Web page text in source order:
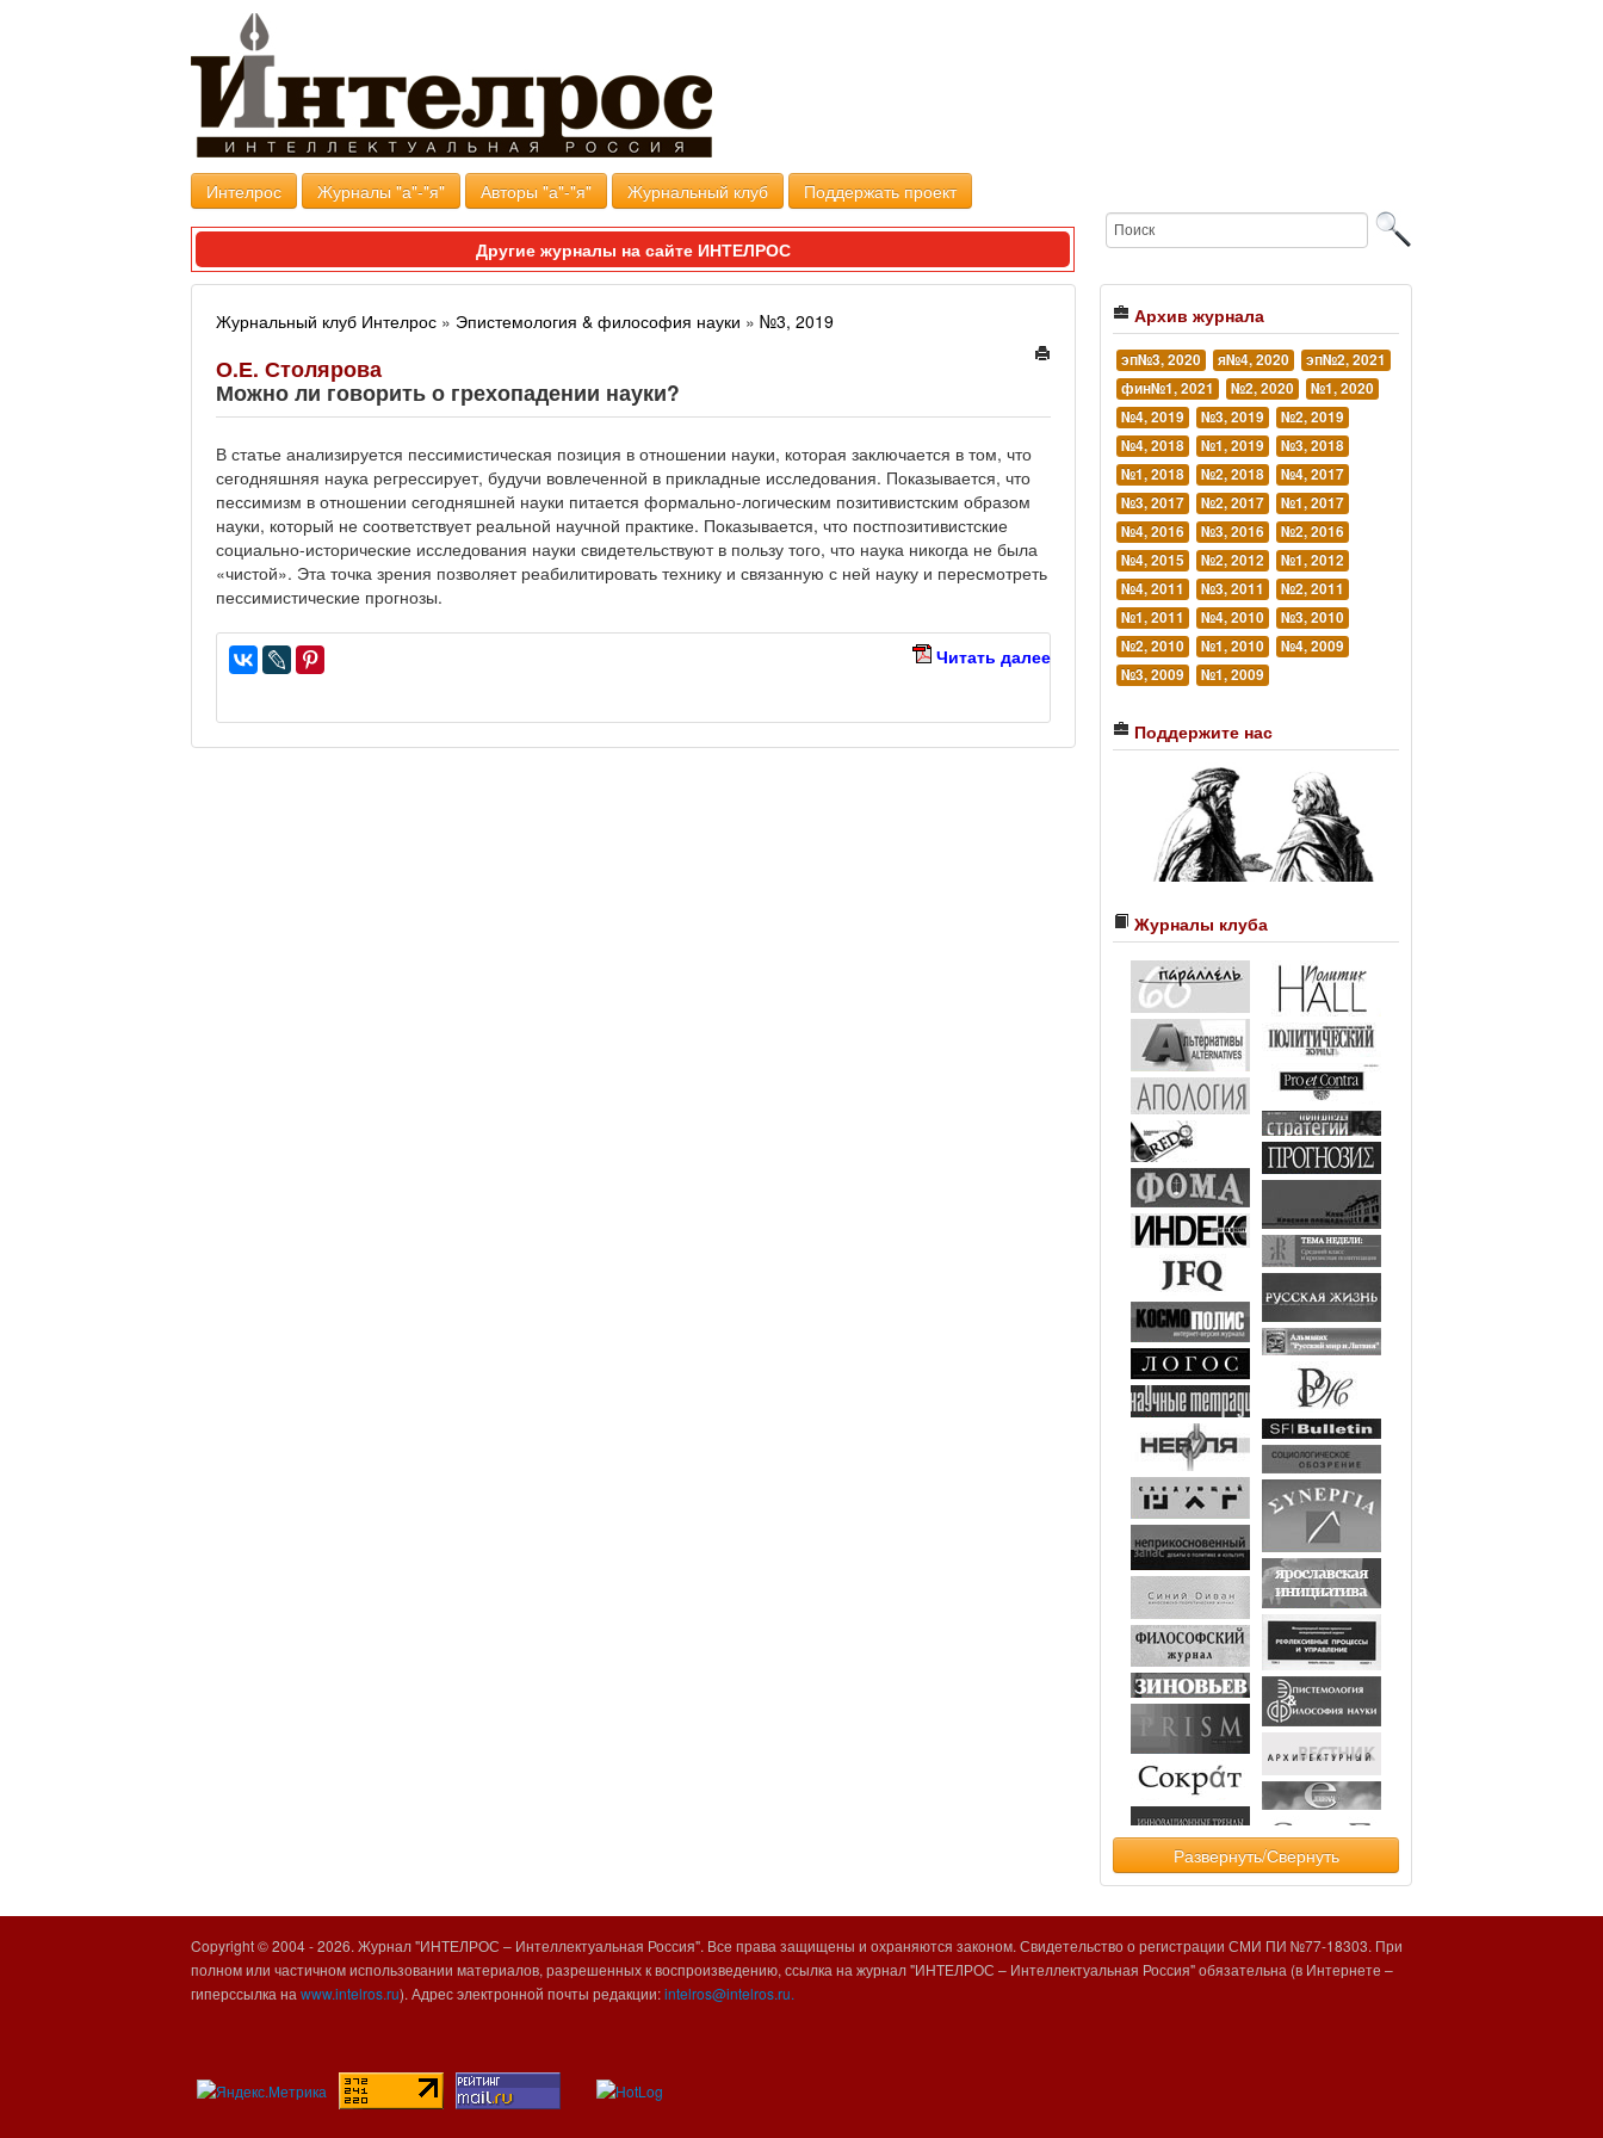
Интелрос Журналы "а"-"я" Авторы "а"-"я" Журнальный клуб Поддержать проект
Другие журналы на сайте ИНТЕЛРОС
Журнальный клуб Интелрос » Эпистемология & философия науки » №3, 2019
О.Е. Столярова
Можно ли говорить о грехопадении науки?
В статье анализируется пессимистическая позиция в отношении науки, которая заключается в том, что
сегодняшняя наука регрессирует, будучи вовлеченной в прикладные исследования. Показывается, что
пессимизм в отношении сегодняшней науки питается формально-логическим позитивистским образом
науки, который не соответствует реальной научной практике. Показывается, что постпозитивистские
социально-исторические исследования науки свидетельствуют в пользу того, что наука никогда не была
«чистой». Эта точка зрения позволяет реабилитировать технику и связанную с ней науку и пересмотреть
пессимистические прогнозы.
Читать далее
Архив журнала
эп№3, 2020 я№4, 2020
эп№2, 2021
фин№1, 2021
№2, 2020
№1, 2020
№4, 2019
№3, 2019
№2, 2019
№4, 2018
№1, 2019
№3, 2018
№1, 2018
№2, 2018
№4, 2017
№3, 2017
№2, 2017
№1, 2017
№4, 2016
№3, 2016
№2, 2016
№4, 2015
№2, 2012
№1, 2012
№4, 2011
№3, 2011
№2, 2011
№1, 2011
№4, 2010
№3, 2010
№2, 2010
№1, 2010
№4, 2009
№3, 2009
№1, 2009
Поддержите нас
Журналы клуба
Развернуть/Свернуть
Copyright © 2004 -2026. Журнал "ИНТЕЛРОС – Интеллектуальная Россия". Все права защищены и охраняются законом. Свидетельство о регистрации СМИ ПИ №77-18303. При
полном или частичном использовании материалов, разрешенных к воспроизведению, ссылка на журнал "ИНТЕЛРОС – Интеллектуальная Россия" обязательна (в Интернете –
гиперссылка на www.intelros.ru). Адрес электронной почты редакции:intelros@intelros.ru.